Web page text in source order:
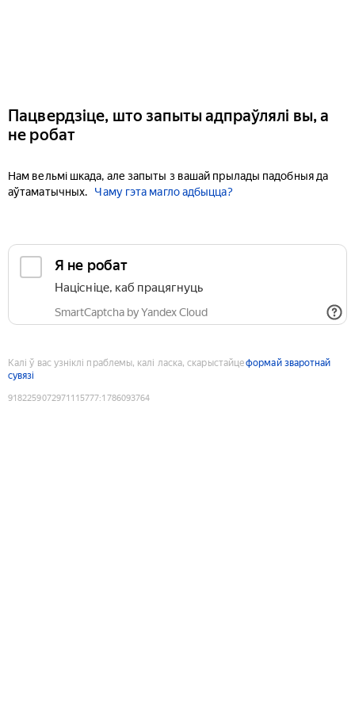
Пацвердзіце, што запыты адпраўлялі вы, а
не робат
Нам вельмі шкада, але запыты з вашай прылады падобныя да
аўтаматычных.
Чаму гэта магло адбыцца?
Я не робат
Націсніце, каб працягнуць
SmartCaptcha by Yandex Cloud
Калі ў вас узніклі праблемы, калі ласка, скарыстайцеформай зваротнай
сувязі
9182259072971115777:1786093764